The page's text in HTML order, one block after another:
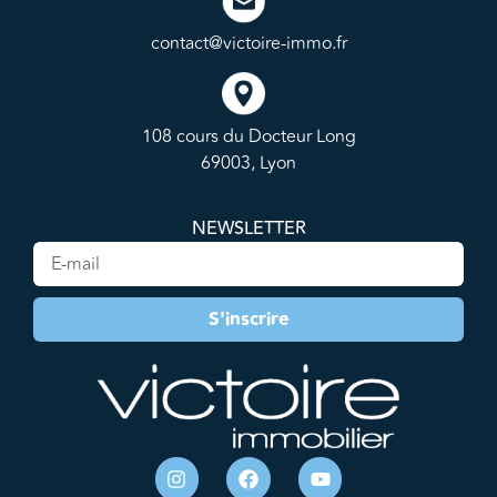
contact@victoire-immo.fr
108 cours du Docteur Long
69003, Lyon
NEWSLETTER
S'inscrire